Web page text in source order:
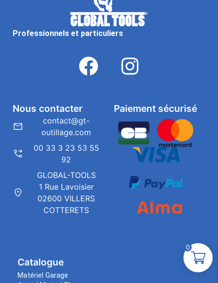
Professionnels et particuliers
Catalogue
Matériel Garage
Paiement sécurisé
Nous contacter
contact@gt-
outillage.com
00 33 3 23 53 55
92
GLOBAL-TOOLS
1 Rue Lavoisier
02600 VILLERS
COTTERETS
0